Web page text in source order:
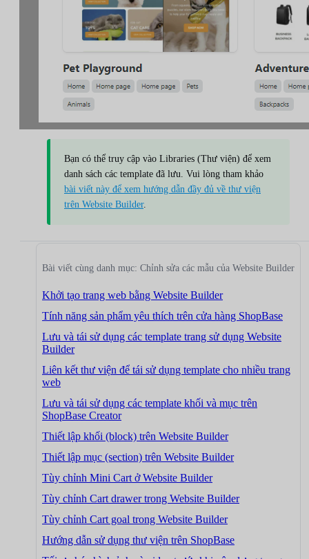
Bạn có thể truy cập vào Libraries (Thư viện) để xem
danh sách các template đã lưu. Vui lòng tham khảo
bài viết này để xem hướng dẫn đầy đủ về thư viện
trên Website Builder.
Bài viết cùng danh mục: Chỉnh sửa các mẫu của Website Builder
Khởi tạo trang web bằng Website Builder
Tính năng sản phẩm yêu thích trên cửa hàng ShopBase
Lưu và tái sử dụng các template trang sử dụng Website
Builder
Liên kết thư viện để tái sử dụng template cho nhiều trang
web
Lưu và tái sử dụng các template khối và mục trên
ShopBase Creator
Thiết lập khối (block) trên Website Builder
Thiết lập mục (section) trên Website Builder
Tùy chỉnh Mini Cart ở Website Builder
Tùy chỉnh Cart drawer trong Website Builder
Tùy chỉnh Cart goal trong Website Builder
Hướng dẫn sử dụng thư viện trên ShopBase